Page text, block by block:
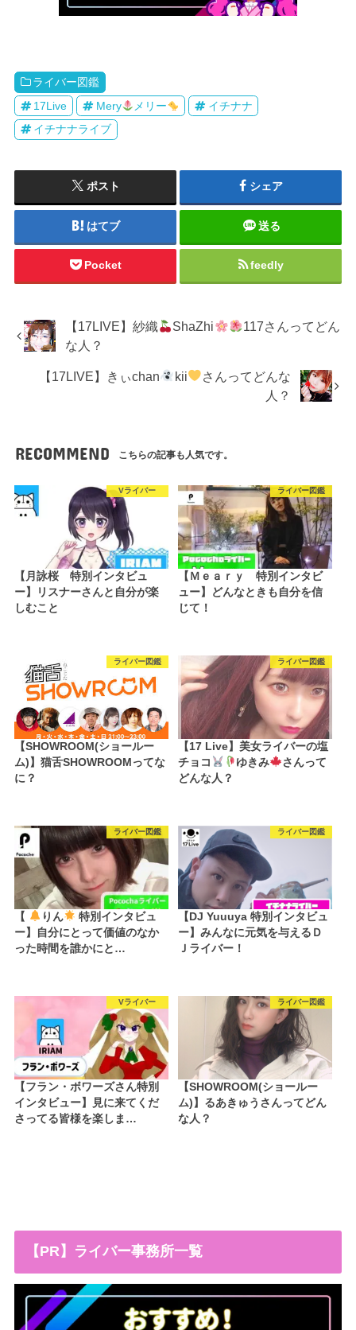
ライバー図鑑
17Live
Mery メリー
イチナナ
イチナナライブ
ポスト シェア
はてブ 送る
Pocket feedly
【17LIVE】紗織 ShaZhi
117さんってどん
な人？
【17LIVE】きぃchan kii
さんってどんな
人？
RECOMMEND こちらの記事も人気です。
Vライバー
【月詠桜 特別インタビュ
ー】リスナーさんと自分が楽
しむこと
ライバー図鑑
【Ｍｅａｒｙ 特別インタビ
ュー】どんなときも自分を信
じて！
ライバー図鑑
【SHOWROOM(ショールー
ム)】猫舌SHOWROOMってな
に？
ライバー図鑑
【17 Live】美女ライバーの塩
チョコ
ゆきみ
さんって
どんな人？
ライバー図鑑
【 りん
特別インタビュ
ー】自分にとって価値のなか
った時間を誰かにと…
ライバー図鑑
【DJ Yuuuya 特別インタビュ
ー】みんなに元気を与えるＤ
Ｊライバー！
Vライバー
【フラン・ボワーズさん特別
インタビュー】見に来てくだ
さってる皆様を楽しま…
ライバー図鑑
【SHOWROOM(ショールー
ム)】るあきゅうさんってどん
な人？
【PR】ライバー事務所一覧